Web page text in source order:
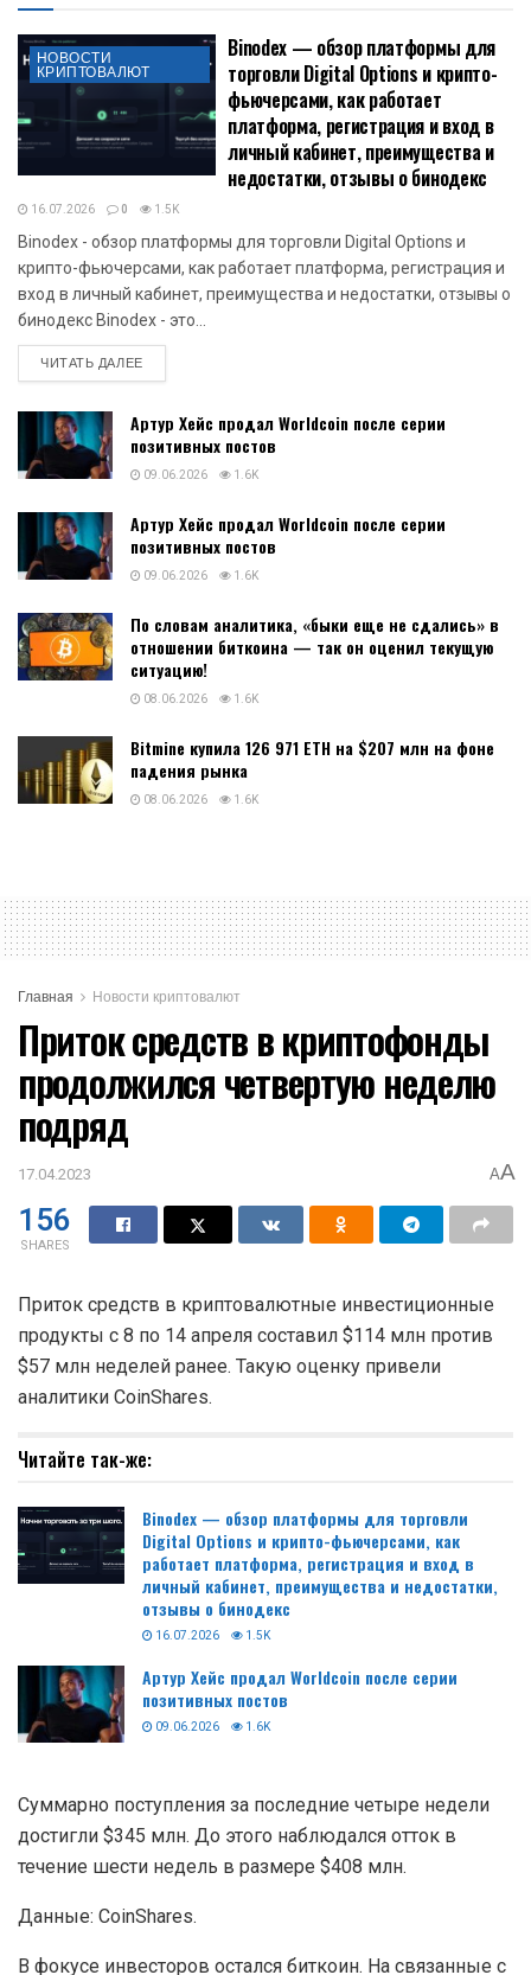
НОВОСТИ
КРИПТОВАЛЮТ
Binodex — обзор платформы для
торговли Digital Options и крипто-
фьючерсами, как работает
платформа, регистрация и вход в
личный кабинет, преимущества и
недостатки, отзывы о бинодекс
16.07.2026 0 1.5K
Binodex - обзор платформы для торговли Digital Options и
крипто-фьючерсами, как работает платформа, регистрация и
вход в личный кабинет, преимущества и недостатки, отзывы о
бинодекс Binodex - это...
ЧИТАТЬ ДАЛЕЕDETAILS
Артур Хейс продал Worldcoin после серии
позитивных постов
09.06.2026 1.6K
Артур Хейс продал Worldcoin после серии
позитивных постов
09.06.2026 1.6K
По словам аналитика, «быки еще не сдались» в
отношении биткоина — так он оценил текущую
ситуацию!
08.06.2026 1.6K
Bitmine купила 126 971 ETH на $207 млн на фоне
падения рынка
08.06.2026 1.6K
Главная Новости криптовалют
Приток средств в криптофонды
продолжился четвертую неделю
подряд
17.04.2023 AA
156
SHARES
Приток средств в криптовалютные инвестиционные
продукты с 8 по 14 апреля составил $114 млн против
$57 млн неделей ранее. Такую оценку привели
аналитики CoinShares.
Читайте так-же:
Binodex — обзор платформы для торговли
Digital Options и крипто-фьючерсами, как
работает платформа, регистрация и вход в
личный кабинет, преимущества и недостатки,
отзывы о бинодекс
16.07.2026 1.5K
Артур Хейс продал Worldcoin после серии
позитивных постов
09.06.2026 1.6K
Суммарно поступления за последние четыре недели
достигли $345 млн. До этого наблюдался отток в
течение шести недель в размере $408 млн.
Данные: CoinShares.
В фокусе инвесторов остался биткоин. На связанные с